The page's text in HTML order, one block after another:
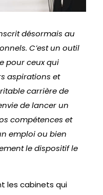
désormais au
C’est un outil
pour ceux qui
aspirations et
carrière de
de lancer un
compétences et
emploi ou bien
le dispositif le
les cabinets qui